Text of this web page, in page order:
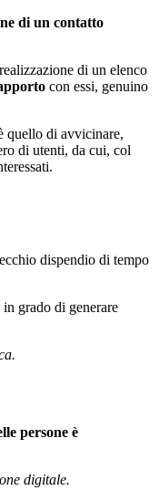
di un contatto
di un elenco
con essi, genuino
quello di avvicinare,
di utenti, da cui, col
dispendio di tempo
grado di generare
persone è
digitale.